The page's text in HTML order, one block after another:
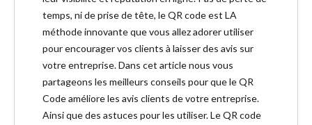
temps, ni de prise de tête, le QR code est LA
méthode innovante que vous allez adorer utiliser
pour encourager vos clients à laisser des avis sur
votre entreprise. Dans cet article nous vous
partageons les meilleurs conseils pour que le QR
Code améliore les avis clients de votre entreprise.
Ainsi que des astuces pour les utiliser. Le QR code